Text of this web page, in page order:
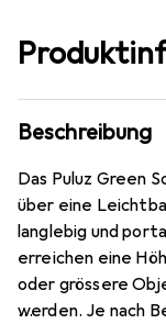
Beschreibung
Das Puluz Green
über eine
langlebig und
erreichen eine
oder grössere
werden. Je nach